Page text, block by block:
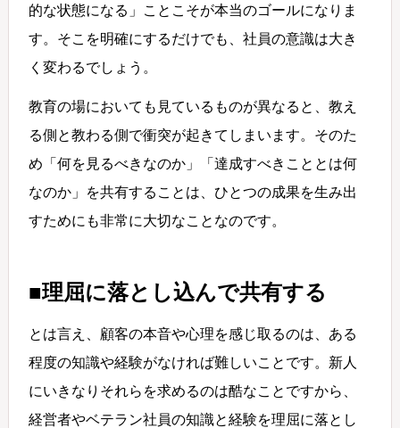
的な状態になる」ことこそが本当のゴールになりま
す。そこを明確にするだけでも、社員の意識は大き
く変わるでしょう。
教育の場においても見ているものが異なると、教え
る側と教わる側で衝突が起きてしまいます。そのた
め「何を見るべきなのか」「達成すべきこととは何
なのか」を共有することは、ひとつの成果を生み出
すためにも非常に大切なことなのです。
■理屈に落とし込んで共有する
とは言え、顧客の本音や心理を感じ取るのは、ある
程度の知識や経験がなければ難しいことです。新人
にいきなりそれらを求めるのは酷なことですから、
経営者やベテラン社員の知識と経験を理屈に落とし